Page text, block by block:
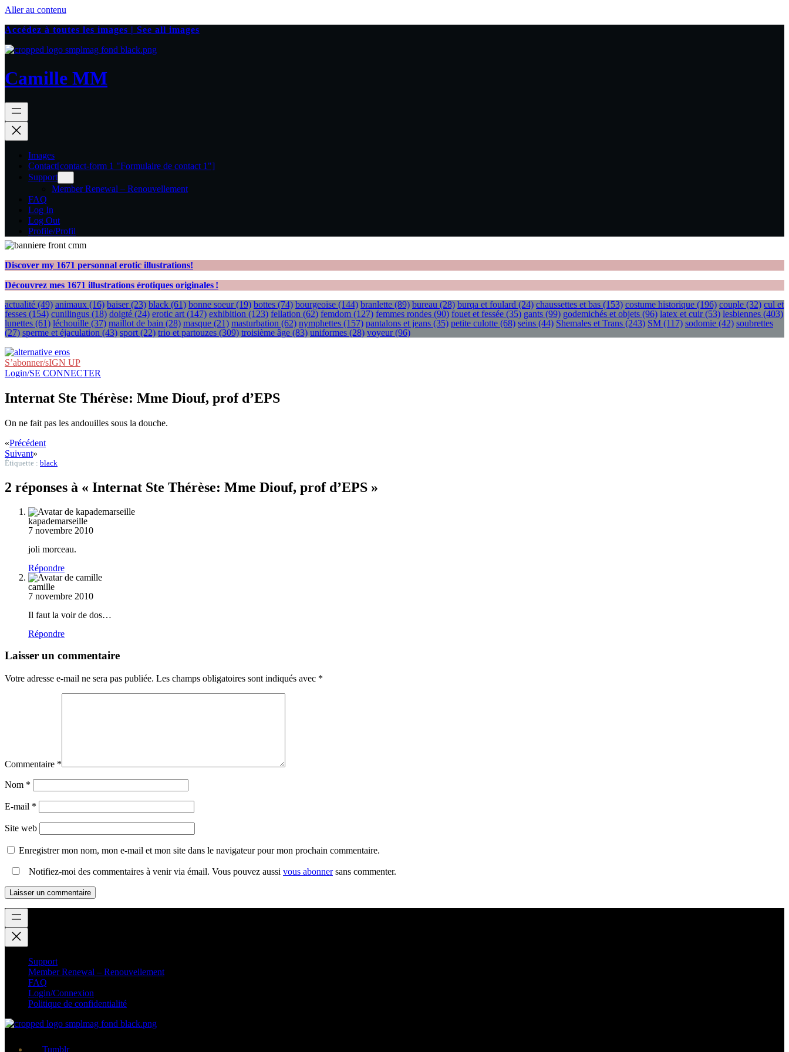
Aller au contenu
Accédez à toutes les images | See all images
Camille MM
Images
Contact[contact-form 1 "Formulaire de contact 1"]
Support
Member Renewal – Renouvellement
FAQ
Log In
Log Out
Profile/Profil
Discover my 1671 personnal erotic illustrations!
Découvrez mes 1671 illustrations érotiques originales !
actualité (49) animaux (16) baiser(23) black (61) bonne soeur(19) bottes (74) bourgeoise (144) branlette (89) bureau (28) burqa et foulard (24) chaussettes et bas (153) costume historique (196) couple (32) cul et
fesses (154) cunilingus (18) doigté (24) erotic art (147) exhibition (123) fellation (62) femdom (127) femmes rondes (90) fouet et fessée (35) gants (99) godemichés et objets (96) latex et cuir(53) lesbiennes (403)
lunettes (61) léchouille (37) maillot de bain (28) masque (21) masturbation (62) nymphettes (157) pantalons et jeans (35) petite culotte (68) seins (44) Shemales et Trans (243) SM (117) sodomie (42) soubrettes
(27) sperme et éjaculation (43) sport (22) trio et partouzes (309) troisième âge (83) uniformes (28) voyeur(96)
S’abonner/sIGN UP
Login/SE CONNECTER
Internat Ste Thérèse: Mme Diouf, prof d’EPS
On ne fait pas les andouilles sous la douche.
«Précédent
Suivant»
Étiquette : black
2 réponses à « Internat Ste Thérèse: Mme Diouf, prof d’EPS »
kapademarseille
7 novembre 2010
joli morceau.
Répondre
camille
7 novembre 2010
Il faut la voir de dos…
Répondre
Laisser un commentaire
Votre adresse e-mail ne sera pas publiée. Les champs obligatoires sont indiqués avec *
Commentaire *
Nom *
E-mail *
Site web
Enregistrer mon nom, mon e-mail et mon site dans le navigateur pour mon prochain commentaire.
Notifiez-moi des commentaires à venir via émail. Vous pouvez aussi vous abonnersans commenter.
Support
Member Renewal – Renouvellement
FAQ
Login/Connexion
Politique de confidentialité
Tumblr